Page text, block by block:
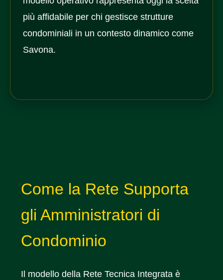
più affidabile per chi gestisce strutture
condominiali in un contesto dinamico come
Savona.
Come la Rete Supporta
gli Amministratori di
Condominio
Il modello della Rete Tecnica Integrata è